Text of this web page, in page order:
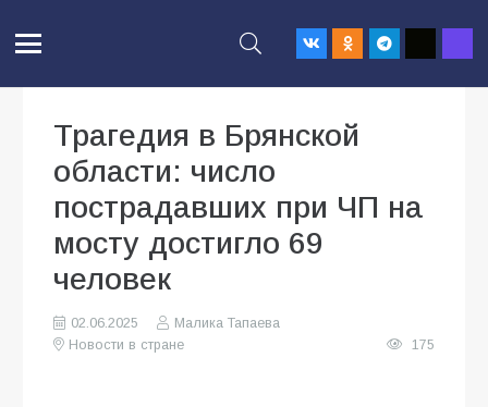
Трагедия в Брянской
области: число
пострадавших при ЧП на
мосту достигло 69
человек
02.06.2025
Малика Тапаева
Новости в стране
175